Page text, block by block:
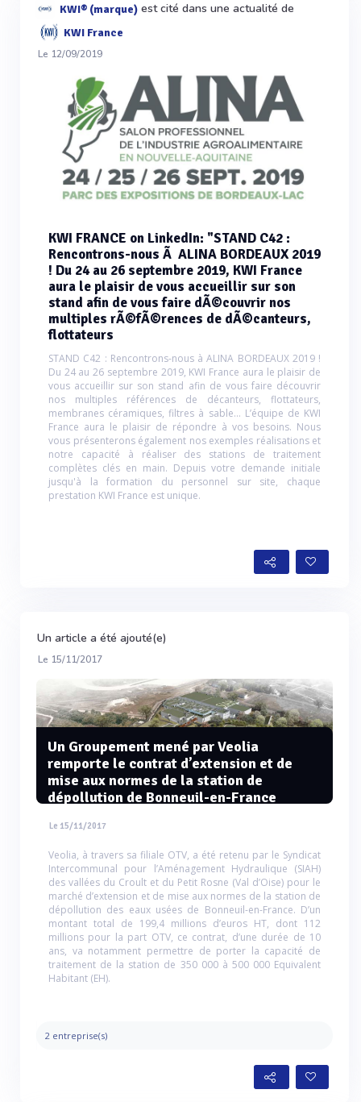
KWI® (marque) est cité dans une actualité de
KWI France
Le 12/09/2019
KWI FRANCE on LinkedIn: "STAND C42 :
Rencontrons-nous Ã ALINA BORDEAUX 2019
! Du 24 au 26 septembre 2019, KWI France
aura le plaisir de vous accueillir sur son
stand afin de vous faire dÃ©couvrir nos
multiples rÃ©fÃ©rences de dÃ©canteurs,
flottateurs
STAND C42 : Rencontrons-nous à ALINA BORDEAUX 2019 !
Du 24 au 26 septembre 2019, KWI France aura le plaisir de
vous accueillir sur son stand afin de vous faire découvrir
nos multiples références de décanteurs, flottateurs,
membranes céramiques, filtres à sable… L’équipe de KWI
France aura le plaisir de répondre à vos besoins. Nous
vous présenterons également nos exemples réalisations et
notre capacité à réaliser des stations de traitement
complètes clés en main. Depuis votre demande initiale
jusqu'à la formation du personnel sur site, chaque
prestation KWI France est unique.
Un article a été ajouté(e)
Le 15/11/2017
Un Groupement mené par Veolia
remporte le contrat d’extension et de
mise aux normes de la station de
dépollution de Bonneuil-en-France
Le 15/11/2017
Veolia, à travers sa filiale OTV, a été retenu par le Syndicat
Intercommunal pour l’Aménagement Hydraulique (SIAH)
des vallées du Croult et du Petit Rosne (Val d’Oise) pour le
marché d’extension et de mise aux normes de la station de
dépollution des eaux usées de Bonneuil-en-France. D’un
montant total de 199,4 millions d’euros HT, dont 112
millions pour la part OTV, ce contrat, d’une durée de 10
ans, va notamment permettre de porter la capacité de
traitement de la station de 350 000 à 500 000 Equivalent
Habitant (EH).
2 entreprise(s)